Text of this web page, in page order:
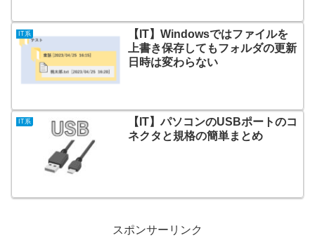
IT系
【IT】Windowsではファイルを
上書き保存してもフォルダの更新
日時は変わらない
IT系
【IT】パソコンのUSBポートのコ
ネクタと規格の簡単まとめ
スポンサーリンク